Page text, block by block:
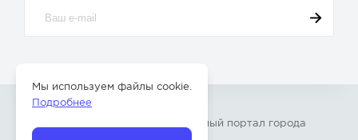
» – Главный портал города
Мы используем файлы cookie.
Подробнее